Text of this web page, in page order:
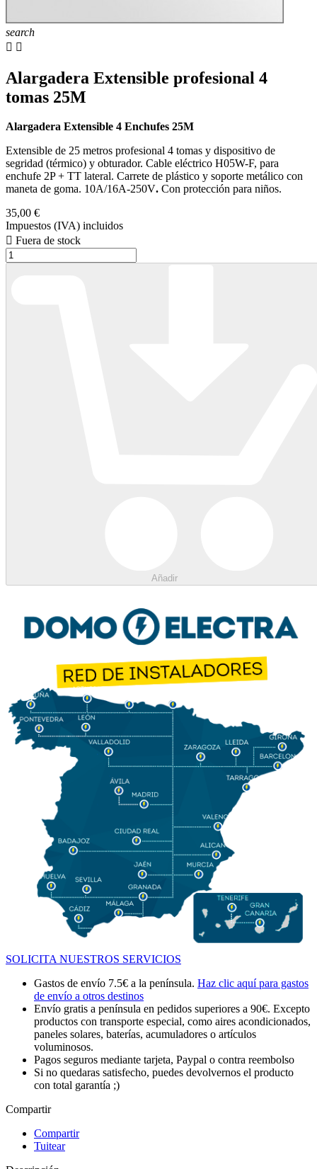
search
 
Alargadera Extensible profesional 4
tomas 25M
Alargadera Extensible 4 Enchufes 25M
Extensible de 25 metros profesional 4 tomas y dispositivo de
segridad (térmico) y obturador. Cable eléctrico H05W-F, para
enchufe 2P + TT lateral. Carrete de plástico y soporte metálico con
maneta de goma. 10A/16A-250V. Con protección para niños.
35,00 €
Impuestos (IVA) incluidos
 Fuera de stock
Añadir
SOLICITA NUESTROS SERVICIOS
Gastos de envío 7.5€ a la península. Haz clic aquí para gastos
de envío a otros destinos
Envío gratis a península en pedidos superiores a 90€. Excepto
productos con transporte especial, como aires acondicionados,
paneles solares, baterías, acumuladores o artículos
voluminosos.
Pagos seguros mediante tarjeta, Paypal o contra reembolso
Si no quedaras satisfecho, puedes devolvernos el producto
con total garantía ;)
Compartir
Compartir
Tuitear